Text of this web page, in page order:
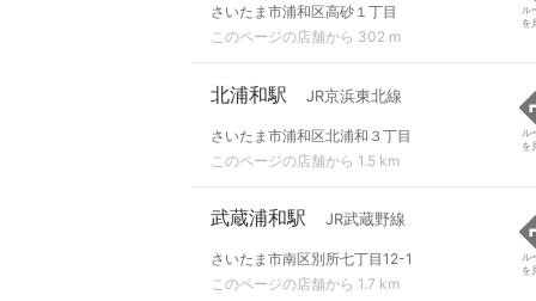
さいたま市浦和区高砂１丁目
このページの店舗から 302 m
ル
を
北浦和駅 JR京浜東北線
さいたま市浦和区北浦和３丁目
このページの店舗から 1.5 km
ル
を
武蔵浦和駅 JR武蔵野線
さいたま市南区別所七丁目12-1
このページの店舗から 1.7 km
ル
を